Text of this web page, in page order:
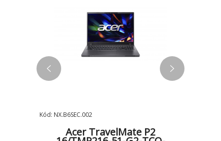
Kód: NX.B6SEC.002
Acer TravelMate P2